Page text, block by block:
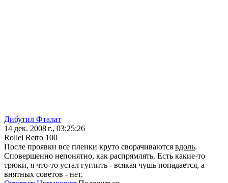
Дибутил Фталат
14 дек. 2008 г., 03:25:26
Rollei Retro 100
После проявки все пленки круто сворачиваются вдоль.
Сповершенно непонятно, как распрямлять. Есть какие-то
трюки, я что-то устал гуглить - всякая чушь попадается, а
внятных советов - нет.